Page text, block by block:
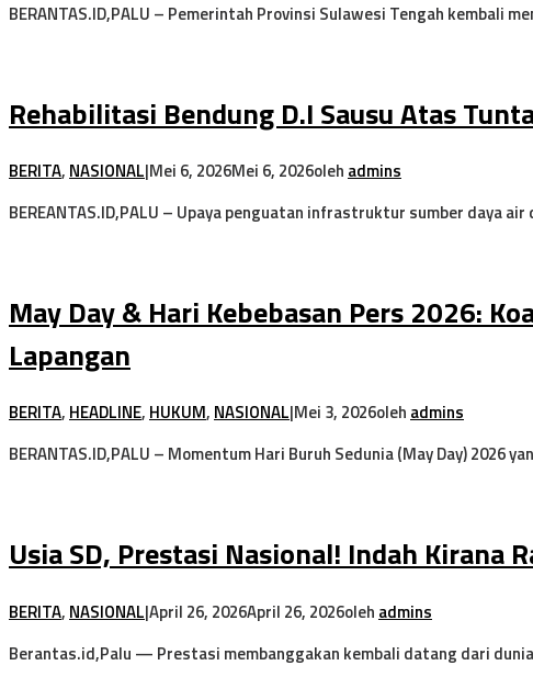
BERANTAS.ID,PALU – Pemerintah Provinsi Sulawesi Tengah kembali
Rehabilitasi Bendung D.I Sausu Atas
BERITA, NASIONAL|Mei 6, 2026Mei 6, 2026oleh admins
BEREANTAS.ID,PALU – Upaya penguatan infrastruktur sumber daya
May Day & Hari Kebebasan Pers 2026:
Lapangan
BERITA, HEADLINE, HUKUM, NASIONAL|Mei 3, 2026oleh admins
BERANTAS.ID,PALU – Momentum Hari Buruh Sedunia (May Day) 2026
Usia SD, Prestasi Nasional! Indah Kirana
BERITA, NASIONAL|April 26, 2026April 26, 2026oleh admins
Berantas.id,Palu — Prestasi membanggakan kembali datang dari